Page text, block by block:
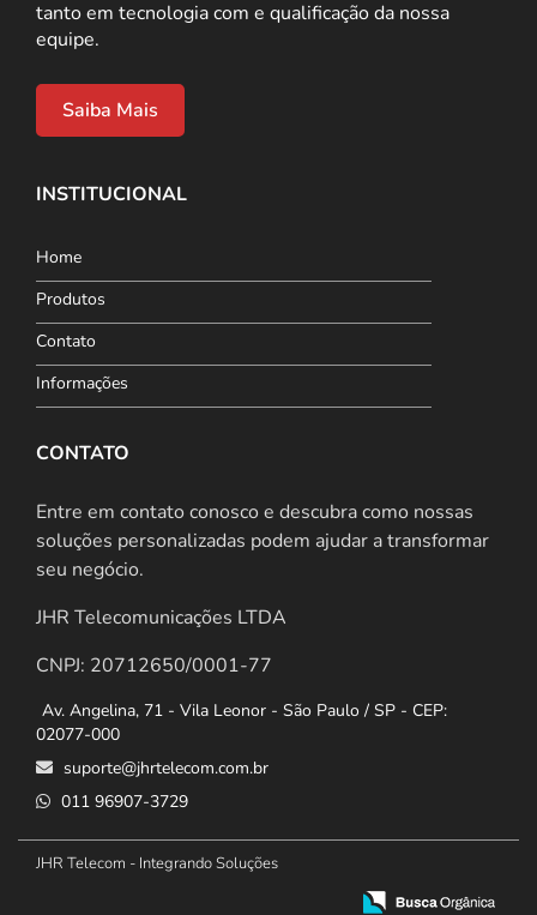
tanto em tecnologia com e qualificação da nossa
equipe.
Saiba Mais
INSTITUCIONAL
Home
Produtos
Contato
Informações
CONTATO
Entre em contato conosco e descubra como nossas
soluções personalizadas podem ajudar a transformar
seu negócio.
JHR Telecomunicações LTDA
CNPJ: 20712650/0001-77
Av. Angelina, 71 - Vila Leonor - São Paulo / SP - CEP:
02077-000
suporte@jhrtelecom.com.br
011 96907-3729
JHR Telecom - Integrando Soluções